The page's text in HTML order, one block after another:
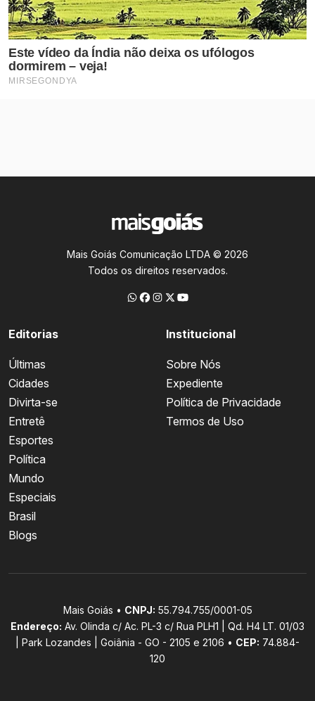
Mais Goiás Comunicação LTDA © 2026
Todos os direitos reservados.
Editorias
Últimas
Cidades
Divirta-se
Entretê
Esportes
Política
Mundo
Especiais
Brasil
Blogs
Institucional
Sobre Nós
Expediente
Política de Privacidade
Termos de Uso
Mais Goiás • CNPJ: 55.794.755/0001-05
Endereço: Av. Olinda c/ Ac. PL-3 c/ Rua PLH1 | Qd. H4 LT. 01/03
| Park Lozandes | Goiânia - GO - 2105 e 2106 • CEP: 74.884-
120